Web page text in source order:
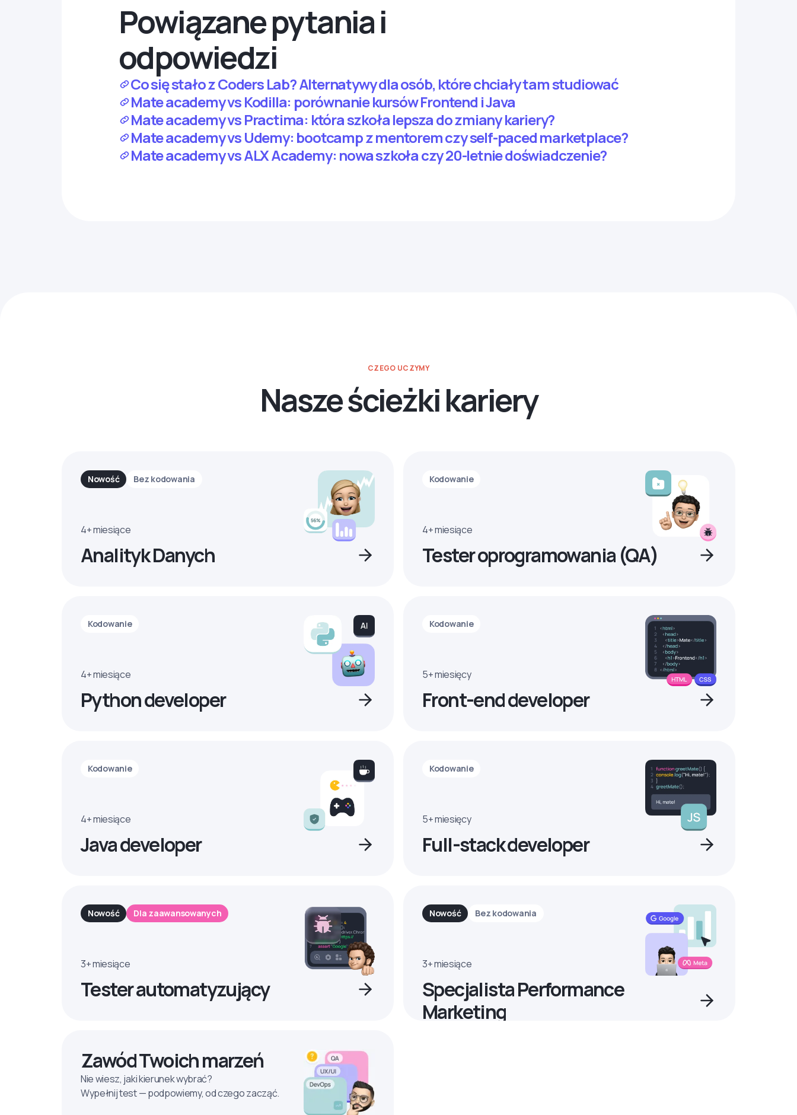
Powiązane pytania i
odpowiedzi
Co się stało z Coders Lab? Alternatywy dla osób, które chciały tam studiować
Mate academy vs Kodilla: porównanie kursów Frontend i Java
Mate academy vs Practima: która szkoła lepsza do zmiany kariery?
Mate academy vs Udemy: bootcamp z mentorem czy self-paced marketplace?
Mate academy vs ALX Academy: nowa szkoła czy 20-letnie doświadczenie?
CZEGO UCZYMY
Nasze ścieżki kariery
Nowość Bez kodowania
4+ miesiące
Analityk Danych
Kodowanie
4+ miesiące
Tester oprogramowania (QA)
Kodowanie
4+ miesiące
Python developer
Kodowanie
5+ miesięcy
Front-end developer
Kodowanie
4+ miesiące
Java developer
Kodowanie
5+ miesięcy
Full-stack developer
Nowość Dla zaawansowanych
3+ miesiące
Tester automatyzujący
Nowość Bez kodowania
3+ miesiące
Specjalista Performance
Marketing
Zawód Twoich marzeń
Nie wiesz, jaki kierunek wybrać?
Wypełnij test — podpowiemy, od czego zacząć.